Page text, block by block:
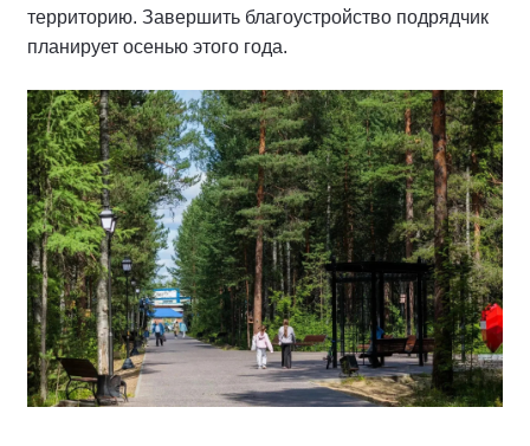
территорию. Завершить благоустройство подрядчик
планирует осенью этого года.